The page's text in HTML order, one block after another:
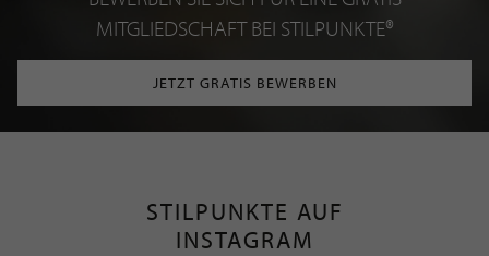
MITGLIEDSCHAFT BEI STILPUNKTE®
JETZT GRATIS BEWERBEN
STILPUNKTE AUF
INSTAGRAM